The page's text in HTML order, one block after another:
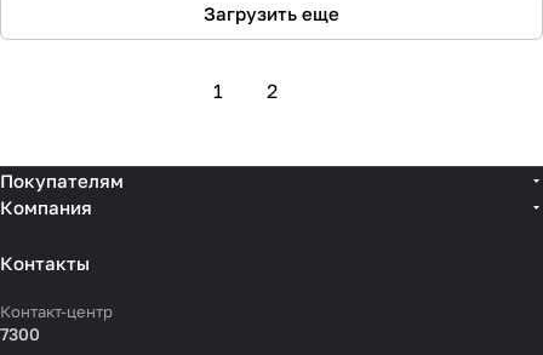
Загрузить еще
1 2
Покупателям
Компания
Контакты
Контакт-центр
7300